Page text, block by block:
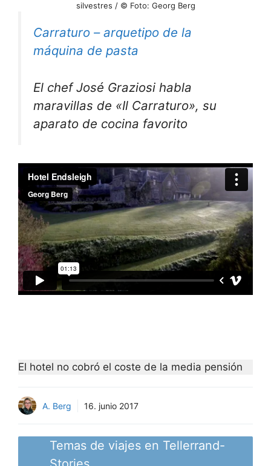
silvestres / © Foto: Georg Berg
Carraturo – arquetipo de la
máquina de pasta
El chef José Graziosi habla
maravillas de «Il Carraturo», su
aparato de cocina favorito
El hotel no cobró el coste de la media pensión
A. Berg 16. junio 2017
Temas de viajes en Tellerrand-